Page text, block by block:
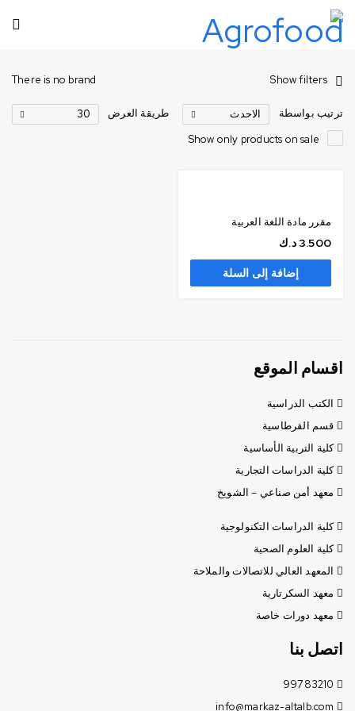
Show filters
There is no brand
ترتيب بواسطة
الاحدث
Show only products on sale
طريقة العرض 30
مقرر مادة اللغة العربية
3.500 د.ك
إضافة إلى السلة
اقسام الموقع
الكتب الدراسية
قسم القرطاسية
كلية التربية الأساسية
كلية الدراسات التجارية
معهد أمن صناعي – الشويخ
كلية الدراسات التكنولوجية
كلية العلوم الصحية
المعهد العالي للاتصالات والملاحة
معهد السكرتارية
معهد دورات خاصة
اتصل بنا
99783210
info@markaz-altalb.com